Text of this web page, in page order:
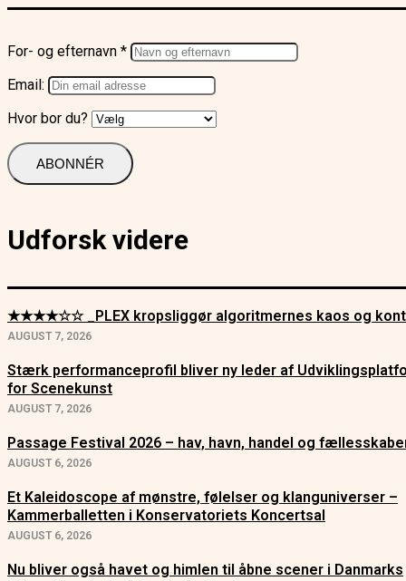
For- og efternavn *
Email:
Hvor bor du?
Udforsk videre
★★★★☆☆ _PLEX kropsliggør algoritmernes kaos og
AUGUST 7, 2026
Stærk performanceprofil bliver ny leder af
for Scenekunst
AUGUST 7, 2026
Passage Festival 2026 – hav, havn, handel og
AUGUST 6, 2026
Et Kaleidoscope af mønstre, følelser og klanguniverser –
Kammerballetten i Konservatoriets Koncertsal
AUGUST 6, 2026
Nu bliver også havet og himlen til åbne scener i Danmarks